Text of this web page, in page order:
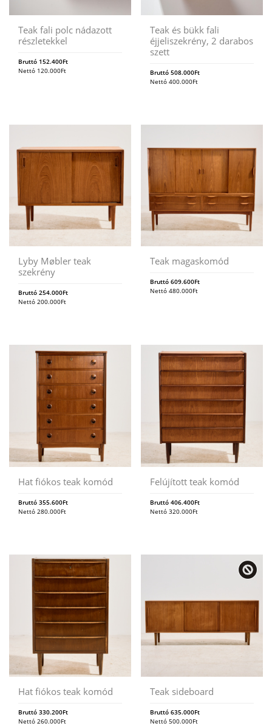
Teak fali polc nádazott
részletekkel
Bruttó 152.400Ft
Nettó 120.000Ft
Teak és bükk fali
éjjeliszekrény, 2 darabos
szett
Bruttó508.000Ft
Nettó400.000Ft
Lyby Møbler teak
szekrény
Bruttó 254.000Ft
Nettó 200.000Ft
Teak magaskomód
Bruttó609.600Ft
Nettó480.000Ft
Hat fiókos teak komód
Bruttó 355.600Ft
Nettó 280.000Ft
Felújított teak komód
Bruttó406.400Ft
Nettó320.000Ft
Hat fiókos teak komód
Bruttó 330.200Ft
Nettó 260.000Ft
Teak sideboard
Bruttó635.000Ft
Nettó500.000Ft